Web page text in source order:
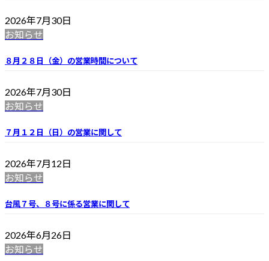
2026年7月30日
お知らせ
８月２８日（金）の営業時間について
2026年7月30日
お知らせ
７月１２日（日）の営業に関して
2026年7月12日
お知らせ
台風７号、８号に係る営業に関して
2026年6月26日
お知らせ